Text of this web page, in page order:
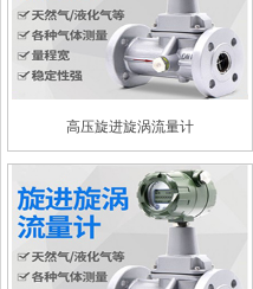
高压旋进旋涡流量计